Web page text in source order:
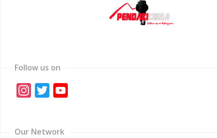
Follow us on
Instagram
Twitter
Our Network